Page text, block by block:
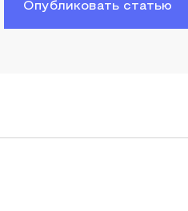
Опубликовать статью